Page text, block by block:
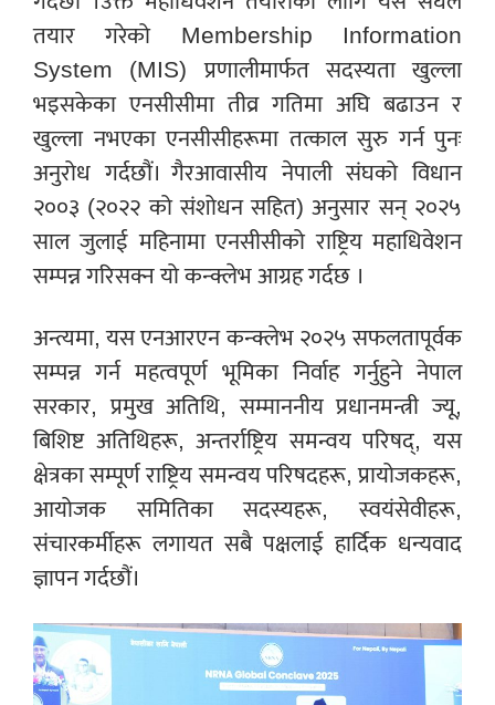
तयार गरेको Membership Information
System (MIS) प्रणालीमार्फत सदस्यता खुल्ला
भइसकेका एनसीसीमा तीव्र गतिमा अघि बढाउन र
खुल्ला नभएका एनसीसीहरूमा तत्काल सुरु गर्न पुनः
अनुरोध गर्दछौं। गैरआवासीय नेपाली संघको विधान
२००३ (२०२२ को संशोधन सहित) अनुसार सन् २०२५
साल जुलाई महिनामा एनसीसीको राष्ट्रिय महाधिवेशन
सम्पन्न गरिसक्न यो कन्क्लेभ आग्रह गर्दछ ।
अन्त्यमा, यस एनआरएन कन्क्लेभ २०२५ सफलतापूर्वक
सम्पन्न गर्न महत्वपूर्ण भूमिका निर्वाह गर्नुहुने नेपाल
सरकार, प्रमुख अतिथि, सम्माननीय प्रधानमन्त्री ज्यू,
बिशिष्ट अतिथिहरू, अन्तर्राष्ट्रिय समन्वय परिषद्, यस
क्षेत्रका सम्पूर्ण राष्ट्रिय समन्वय परिषदहरू, प्रायोजकहरू,
आयोजक समितिका सदस्यहरू, स्वयंसेवीहरू,
संचारकर्मीहरू लगायत सबै पक्षलाई हार्दिक धन्यवाद
ज्ञापन गर्दछौं।